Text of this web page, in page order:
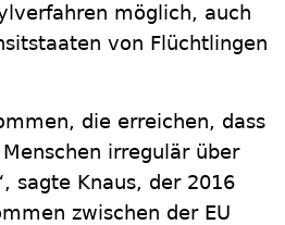
möglich, auch
von Flüchtlingen
die erreichen, dass
irregulär über
sagte Knaus, der 2016
zwischen der EU